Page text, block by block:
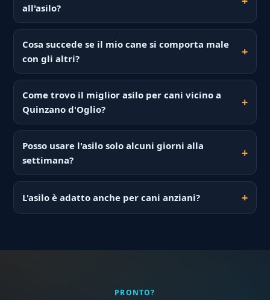
all'asilo?
Cosa succede se il mio cane si comporta male
con gli altri?
Come trovo il miglior asilo per cani vicino a
Quinzano d'Oglio?
Posso usare l'asilo solo alcuni giorni alla
settimana?
L'asilo è adatto anche per cani anziani?
PRONTO?